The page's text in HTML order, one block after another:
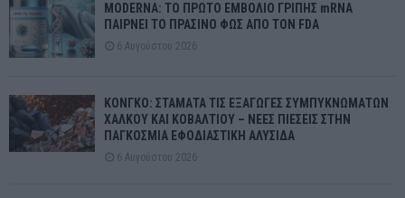
MODERNA: ΤΟ ΠΡΩΤΟ ΕΜΒΟΛΙΟ ΓΡΙΠΗΣ mRNA
ΠΑΙΡΝΕΙ ΤΟ ΠΡΑΣΙΝΟ ΦΩΣ ΑΠΟ ΤΟΝ FDA
6 Αυγούστου 2026
ΚΟΝΓΚΟ: ΣΤΑΜΑΤΑ ΤΙΣ ΕΞΑΓΩΓΕΣ ΣΥΜΠΥΚΝΩΜΑΤΩΝ
ΧΑΛΚΟΥ ΚΑΙ ΚΟΒΑΛΤΙΟΥ – ΝΕΕΣ ΠΙΕΣΕΙΣ ΣΤΗΝ
ΠΑΓΚΟΣΜΙΑ ΕΦΟΔΙΑΣΤΙΚΗ ΑΛΥΣΙΔΑ
6 Αυγούστου 2026